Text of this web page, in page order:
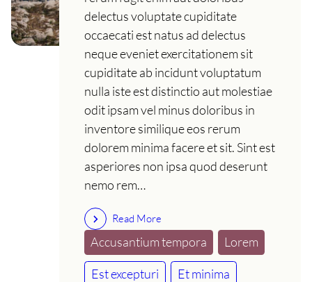
delectus voluptate cupiditate
occaecati est natus ad delectus
neque eveniet exercitationem sit
cupiditate ab incidunt voluptatum
nulla iste est distinctio aut molestiae
odit ipsam vel minus doloribus in
inventore similique eos rerum
dolorem minima facere et sit. Sint est
asperiores non ipsa quod deserunt
nemo rem…
Read More
Accusantium tempora Lorem
Est excepturi Et minima